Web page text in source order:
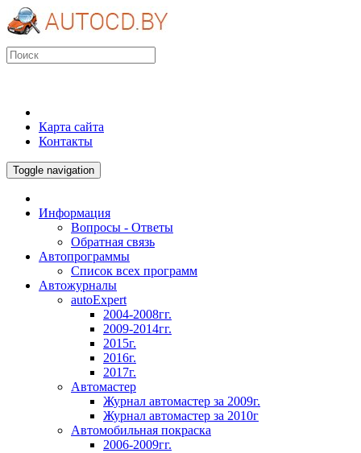
Карта сайта
Контакты
Toggle navigation
Информация
Вопросы - Ответы
Обратная связь
Автопрограммы
Список всех программ
Автожурналы
autoExpert
2004-2008гг.
2009-2014гг.
2015г.
2016г.
2017г.
Автомастер
Журнал автомастер за 2009г.
Журнал автомастер за 2010г
Автомобильная покраска
2006-2009гг.